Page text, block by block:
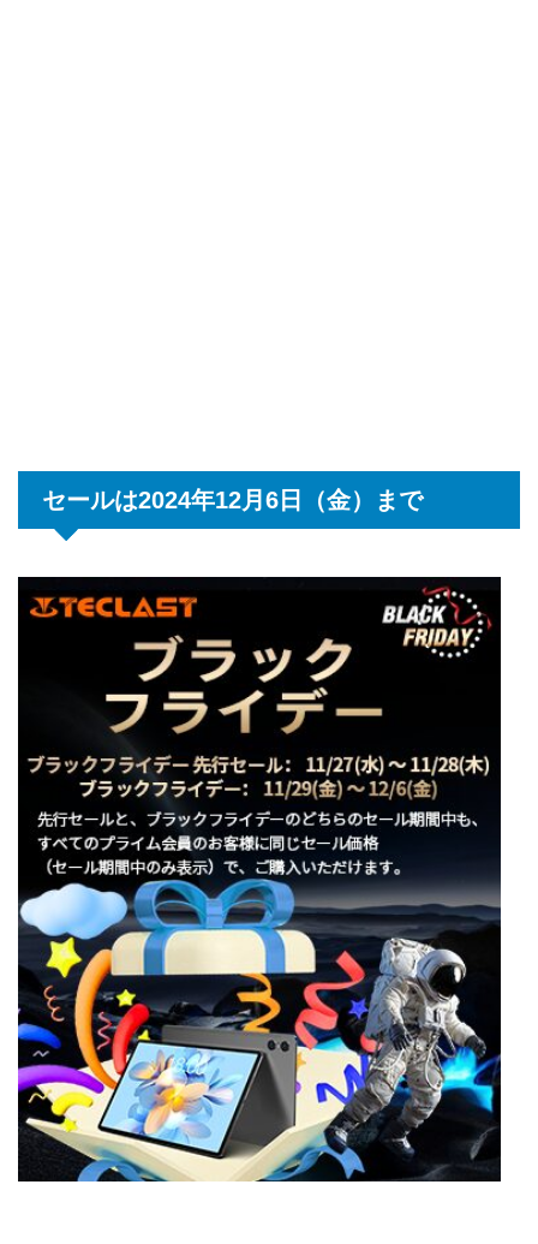
セールは2024年12月6日（金）まで